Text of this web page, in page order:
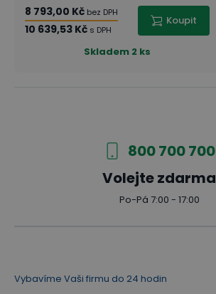
8 793,00 Kč bez DPH
10 639,53 Kč s DPH
Koupit
Skladem 2 ks
800 700 700
Volejte zdarma
Po-Pá 7:00 - 17:00
Vybavíme Vaši firmu do 24 hodin